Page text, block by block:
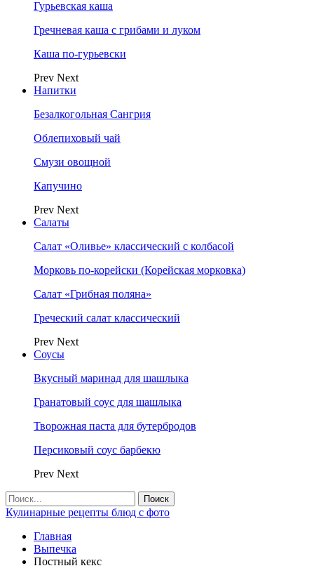
Гурьевская каша
Гречневая каша с грибами и луком
Каша по-гурьевски
Prev Next
Напитки
Безалкогольная Сангрия
Облепиховый чай
Смузи овощной
Капучино
Prev Next
Салаты
Салат «Оливье» классический с колбасой
Морковь по-корейски (Корейская морковка)
Салат «Грибная поляна»
Греческий салат классический
Prev Next
Соусы
Вкусный маринад для шашлыка
Гранатовый соус для шашлыка
Творожная паста для бутербродов
Персиковый соус барбекю
Prev Next
Кулинарные рецепты блюд с фото
Главная
Выпечка
Постный кекс